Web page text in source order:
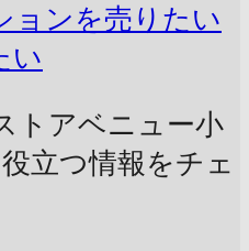
ョンを売りたい
い
トアベニュー小
役立つ情報をチェ